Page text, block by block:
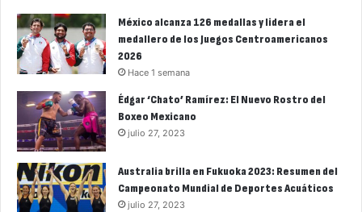
México alcanza 126 medallas y lidera el
medallero de los Juegos Centroamericanos
2026
Hace 1 semana
Édgar ‘Chato’ Ramírez: El Nuevo Rostro del
Boxeo Mexicano
julio 27, 2023
Australia brilla en Fukuoka 2023: Resumen del
Campeonato Mundial de Deportes Acuáticos
julio 27, 2023